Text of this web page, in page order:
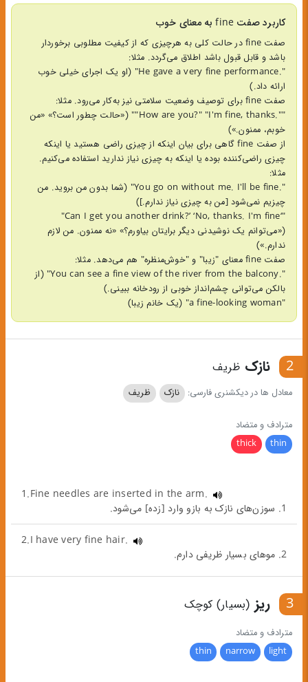
کاربرد صفت fine به معنای خوب
صفت fine در حالت کلی به هرچیزی که از کیفیت مطلوبی برخوردار
باشد و قابل قبول باشد اطلاق می‌گردد. مثلا:
".He gave a very fine performance" (او یک اجرای خیلی خوب
ارائه داد.)
صفت fine برای توصیف وضعیت سلامتی نیز به‌کار می‌رود. مثلا:
"".How are you?" "I'm fine, thanks"" («حالت چطور است؟» «من
خوبم، ممنون.»)
از صفت fine گاهی برای بیان اینکه از چیزی راضی هستید یا اینکه
چیزی راضی‌کننده بوده یا اینکه به چیزی نیاز ندارید استفاده می‌کنیم.
مثلا:
".You go on without me. I'll be fine" (شما بدون من بروید. من
چیزیم نمی‌شود [من به چیزی نیاز ندارم.])
"‘Can I get you another drink?’ ‘No, thanks. I'm fine"
(«می‌توانم یک نوشیدنی دیگر برایتان بیاورم؟» «نه ممنون. من لازم
ندارم.»)
صفت fine معنای "زیبا" و "خوش‌منظره" هم می‌دهد. مثلا:
".You can see a fine view of the river from the balcony" (از
بالکن می‌توانی چشم‌انداز خوبی از رودخانه ببینی.)
"a fine-looking woman" (یک خانم زیبا)
2 نازک ظریف
معادل ها در دیکشنری فارسی: نازک ظریف
مترادف و متضاد
thin
thick
1.Fine needles are inserted in the arm.
1. سوزن‌های نازک به بازو وارد [زده] می‌شود.
2.I have very fine hair.
2. موهای بسیار ظریفی دارم.
3 ریز (بسیار) کوچک
مترادف و متضاد
light
narrow
thin